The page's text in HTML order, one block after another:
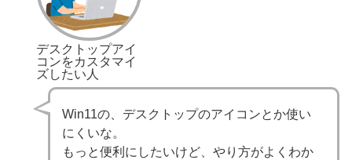
デスクトップアイ
コンをカスタマイ
ズしたい人
Win11の、デスクトップのアイコンとか使い
にくいな。
もっと便利にしたいけど、やり方がよくわか